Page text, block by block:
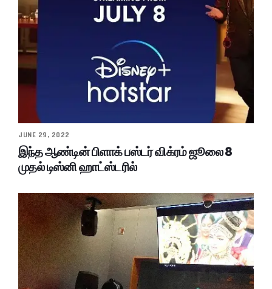
JUNE 29, 2022
இந்த ஆண்டின் பிளாக் பஸ்டர் விக்ரம் ஜூலை 8
முதல் டிஸ்னி ஹாட்ஸ்டரில்